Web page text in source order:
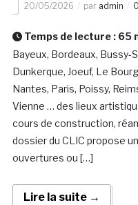
20/05/2026 par admin
Temps de lecture : 65
Bayeux, Bordeaux, Bussy-
Dunkerque, Joeuf, Le
Nantes, Paris, Poissy,
Vienne … des lieux
cours de construction,
dossier du CLIC propose
ouvertures ou […]
Lire la suite →